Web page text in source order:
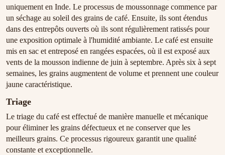
uniquement en Inde. Le processus de moussonnage commence par
un séchage au soleil des grains de café. Ensuite, ils sont étendus
dans des entrepôts ouverts où ils sont régulièrement ratissés pour
une exposition optimale à l'humidité ambiante. Le café est ensuite
mis en sac et entreposé en rangées espacées, où il est exposé aux
vents de la mousson indienne de juin à septembre. Après six à sept
semaines, les grains augmentent de volume et prennent une couleur
jaune caractéristique.
Triage
Le triage du café est effectué de manière manuelle et mécanique
pour éliminer les grains défectueux et ne conserver que les
meilleurs grains. Ce processus rigoureux garantit une qualité
constante et exceptionnelle.